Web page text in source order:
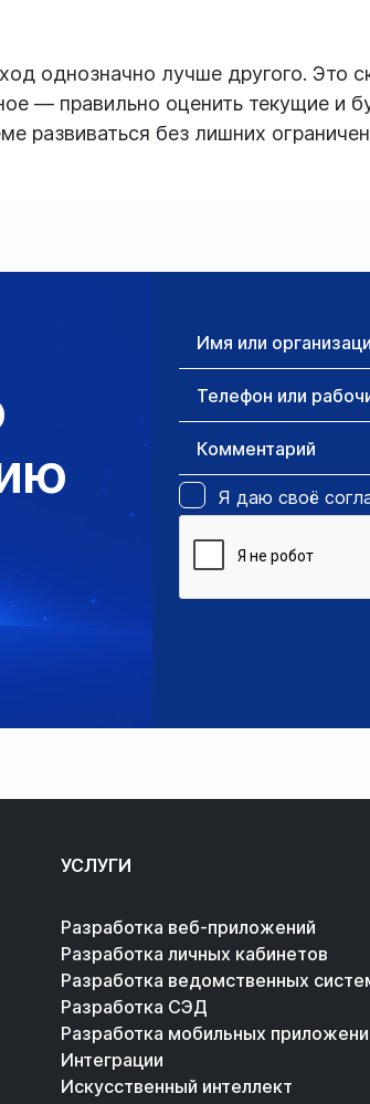
однозначно лучше другого.
— правильно оценить текущие и
развиваться без лишних
Имя или
Телефон или
Комментарий
Я даю своё
УСЛУГИ
Разработка веб-приложений
Разработка личных кабинетов
Разработка ведомственных
Разработка СЭД
Разработка мобильных
Интеграции
Искусственный интеллект